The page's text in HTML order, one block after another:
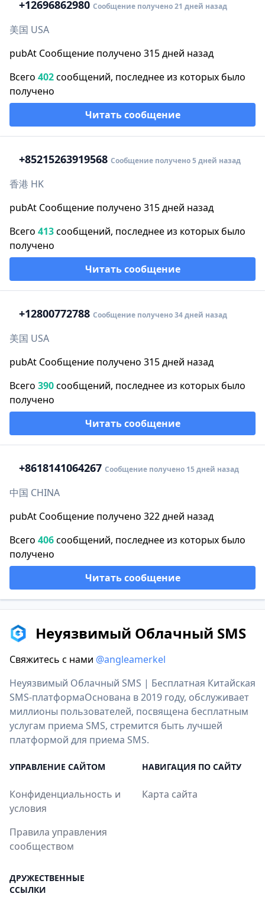
+12696862980 Сообщение получено 21 дней назад
美国 USA
pubAt Сообщение получено 315 дней назад
Всего 402сообщений, последнее из которых было
получено
Читать сообщение
+85215263919568 Сообщение получено 5 дней назад
香港 HK
pubAt Сообщение получено 315 дней назад
Всего 413сообщений, последнее из которых было
получено
Читать сообщение
+12800772788 Сообщение получено 34 дней назад
美国 USA
pubAt Сообщение получено 315 дней назад
Всего 390сообщений, последнее из которых было
получено
Читать сообщение
+8618141064267 Сообщение получено 15 дней назад
中国 CHINA
pubAt Сообщение получено 322 дней назад
Всего 406сообщений, последнее из которых было
получено
Читать сообщение
Неуязвимый Облачный SMS
Свяжитесь с нами @angleamerkel
Неуязвимый Облачный SMS | Бесплатная Китайская
SMS-платформаОснована в 2019 году, обслуживает
миллионы пользователей, посвящена бесплатным
услугам приема SMS, стремится быть лучшей
платформой для приема SMS.
УПРАВЛЕНИЕ САЙТОМ
Конфиденциальность и
условия
Правила управления
сообществом
НАВИГАЦИЯ ПО САЙТУ
Карта сайта
ДРУЖЕСТВЕННЫЕ
ССЫЛКИ